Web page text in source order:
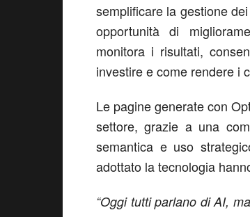
semplificare la gestione
opportunità di
monitora i risultati,
investire e come rendere i
Le pagine generate con
settore, grazie a una
semantica e uso
adottato la tecnologia
“Oggi tutti parlano di AI,